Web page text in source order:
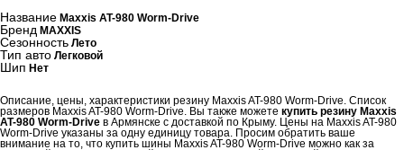
Название Maxxis AT-980 Worm-Drive
Бренд MAXXIS
Сезонность Лето
Тип авто Легковой
Шип Нет
Описание, цены, характеристики резину Maxxis AT-980 Worm-Drive. Список
размеров Maxxis AT-980 Worm-Drive. Вы также можете купить резину Maxxis
AT-980 Worm-Drive в Армянске с доставкой по Крыму. Цены на Maxxis AT-980
Worm-Drive указаны за одну единицу товара. Просим обратить ваше
внимание на то, что купить шины Maxxis AT-980 Worm-Drive можно как за